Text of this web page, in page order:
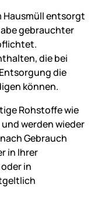
Hausmüll entsorgt
gebrauchter
die bei
die
können.
Rohstoffe wie
und werden wieder
Gebrauch
in Ihrer
in